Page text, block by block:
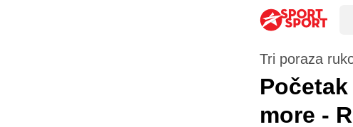
Tri poraza
more -